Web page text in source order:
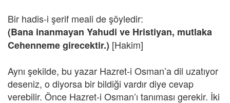
Bir hadis-i şerif meali de şöyledir:
(Bana inanmayan Yahudi ve Hristiyan, mutlaka
Cehenneme girecektir.) [Hakim]
Aynı şekilde, bu yazar Hazret-i Osman’a dil uzatıyor
deseniz, o diyorsa bir bildiği vardır diye cevap
verebilir. Önce Hazret-i Osman’ı tanıması gerekir. İki